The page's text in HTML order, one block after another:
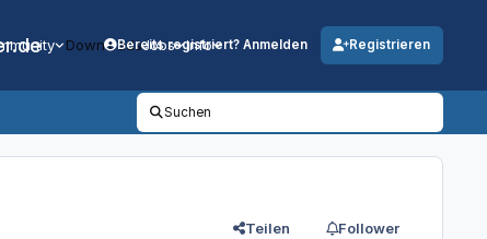
DownloadsJobs Info
Bereits registriert? Anmelden Registrieren
Suchen
Teilen Follower